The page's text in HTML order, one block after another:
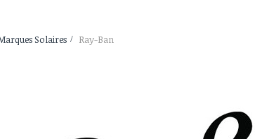
Solaires > Ray-Ban